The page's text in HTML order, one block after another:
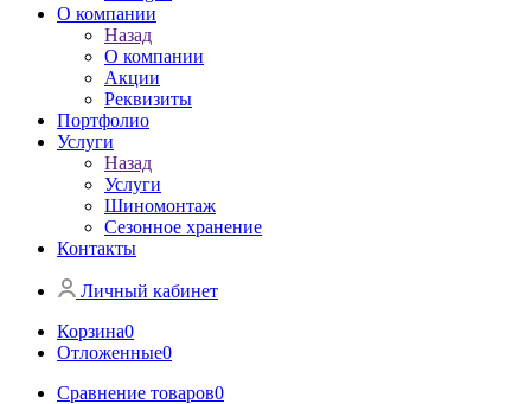
О компании
Назад
О компании
Акции
Реквизиты
Портфолио
Услуги
Назад
Услуги
Шиномонтаж
Сезонное хранение
Контакты
Личный кабинет
Корзина0
Отложенные0
Сравнение товаров0